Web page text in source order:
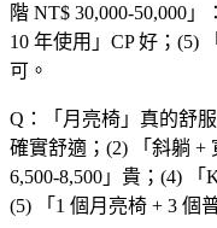
階 NT$ 30,000-50,000 」
10 年使用 」CP 好；(5) 「
可。
Q：「 月亮椅 」真的舒
確實舒適；(2) 「 斜躺 +
6,500-8,500 」貴；(4) 「
(5) 「 1 個月亮椅 + 3 個